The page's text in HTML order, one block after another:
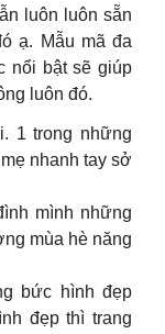
luôn luôn sẵn
ạ. Mẫu mã đa
nổi bật sẽ giúp
luôn đó.
1 trong những
nhanh tay sở
mình những
mùa hè năng
bức hình đẹp
đẹp thì trang